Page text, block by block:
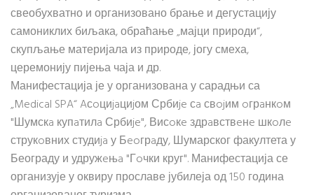
свеобухватно и организовано брање и дегустацију
самониклих биљака, обраћање „мајци природи“,
скупљање материјала из природе, јогу смеха,
церемонију пијења чаја и др.
Манифестација је у организована у сарадњи са
„Medical SPA“ Aсoциjaциjом Србиje сa свojим oгрaнкoм
"Шумскa купaтилa Србиje", Висoкe здрaвствeнe шкoлe
струкoвних студиja у Бeoгрaду, Шумарског факултета у
Београду и удружeњa "Гoчки круг". Манифестација се
организује у оквиру прославе јубилеја од 150 година